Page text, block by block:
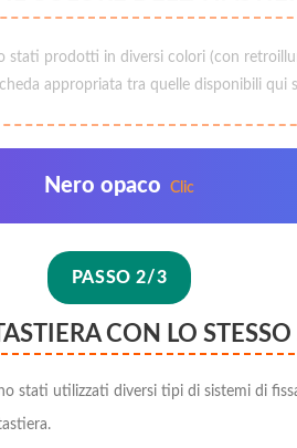
stati prodotti in diversi colori (con
appropriata tra quelle disponibili qui
Nero opaco Clic
PASSO 2/3
CON LO
stati utilizzati diversi tipi di sistemi di